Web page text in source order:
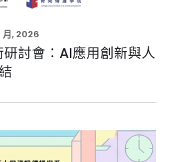
月, 2026
討會：AI應用創新與人